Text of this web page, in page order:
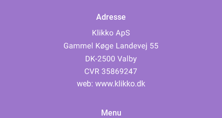
Adresse
web: www.klikko.dk
Menu